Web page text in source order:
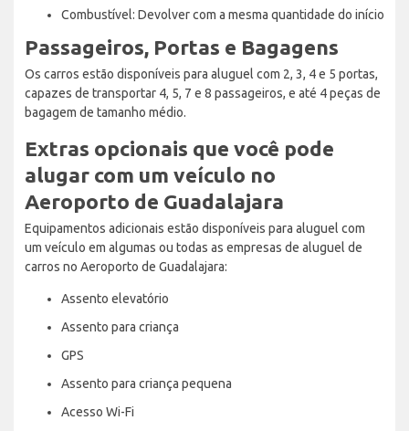
Combustível: Devolver com a mesma quantidade do início
Passageiros, Portas e Bagagens
Os carros estão disponíveis para aluguel com 2, 3, 4 e 5 portas,
capazes de transportar 4, 5, 7 e 8 passageiros, e até 4 peças de
bagagem de tamanho médio.
Extras opcionais que você pode
alugar com um veículo no
Aeroporto de Guadalajara
Equipamentos adicionais estão disponíveis para aluguel com
um veículo em algumas ou todas as empresas de aluguel de
carros no Aeroporto de Guadalajara:
Assento elevatório
Assento para criança
GPS
Assento para criança pequena
Acesso Wi-Fi